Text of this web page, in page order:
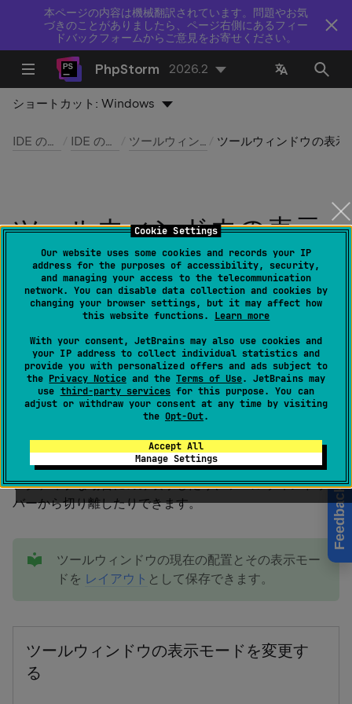
Cookie Settings
Our website uses some cookies and records your IP
address for the purposes of accessibility, security,
and managing your access to the telecommunication
network. You can disable data collection and cookies by
changing your browser settings, but it may affect how
this website functions. Learn more
With your consent, JetBrains may also use cookies and
your IP address to collect individual statistics and
provide you with personalized offers and ads subject to
the Privacy Noticeand the Terms of Use. JetBrains may
use third-party servicesfor this purpose. You can
adjust or withdraw your consent at any time by visiting
the Opt-Out.
Accept All
Manage Settings
本ページの内容は機械翻訳されています。問題やお気
づきのことがありましたら、ページ右側にあるフィー
ドバックフォームからご意見をお寄せください。
Feedback
PhpStorm 2026.2
ショートカット:Windows
IDE の構成 IDE の外観 ツールウィンドウ
ツールウィンドウの表示
モード
最終更新日： 2026 年 8 月 5 日
ウィンドウ | アクティブなツールウィンドウ | 表示モ
ード
の端にアタッチされ、常に表示されています。 たとえ
ば、特定のツールウィンドウの表示モードを変更して、
アクティブな場合にのみ表示したり、ツールウィンドウ
バーから切り離したりできます。
ツールウィンドウの現在の配置とその表示モー
ドを レイアウト として保存できます。
ツールウィンドウの表示モードを変更す
る